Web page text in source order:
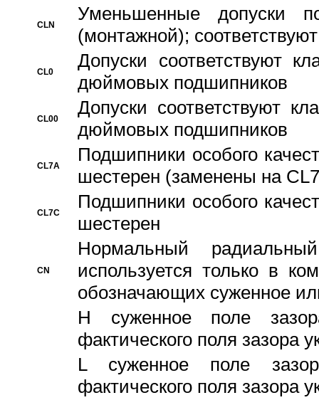
CLN
Уменьшенные
(монтажной);
CL0
Допуски соответствуют
дюймовых подшипников
CL00
Допуски соответствуют
дюймовых подшипников
CL7A
Подшипники особого
шестерен (заменены на
CL7C
Подшипники особого
шестерен
CN
Hормальный
используется только в
обозначающих суженное
H суженное поле
фактического поля зазора
L суженное поле
фактического поля зазора